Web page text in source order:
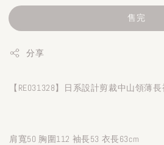
售完
分享
【RE031328】日系設計剪裁中山領薄
肩寬50 胸圍112 袖長53 衣長63cm